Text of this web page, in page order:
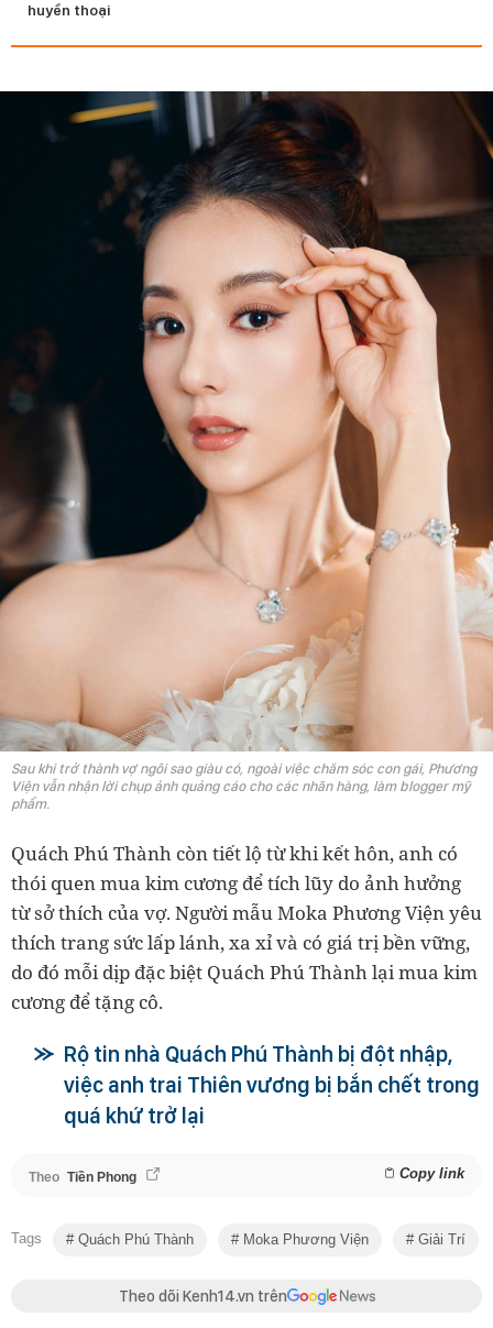
huyền thoại
Sau khi trở thành vợ ngôi sao giàu có, ngoài việc chăm sóc con gái, Phương
Viện vẫn nhận lời chụp ảnh quảng cáo cho các nhãn hàng, làm blogger mỹ
phẩm.
Quách Phú Thành còn tiết lộ từ khi kết hôn, anh có
thói quen mua kim cương để tích lũy do ảnh hưởng
từ sở thích của vợ. Người mẫu Moka Phương Viện yêu
thích trang sức lấp lánh, xa xỉ và có giá trị bền vững,
do đó mỗi dịp đặc biệt Quách Phú Thành lại mua kim
cương để tặng cô.
Rộ tin nhà Quách Phú Thành bị đột nhập,
việc anh trai Thiên vương bị bắn chết trong
quá khứ trở lại
Theo Tiền Phong Copy link
Tags Quách Phú Thành Moka Phương Viện Giải Trí
Theo dõi Kenh14.vn trên